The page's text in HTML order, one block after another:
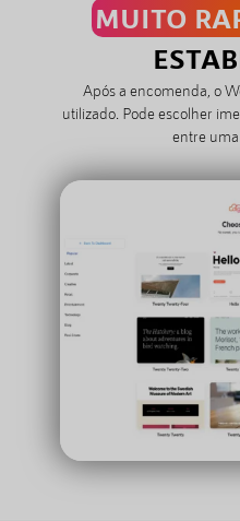
MUITO
Após a encomenda, o
utilizado. Pode escolher
entre uma